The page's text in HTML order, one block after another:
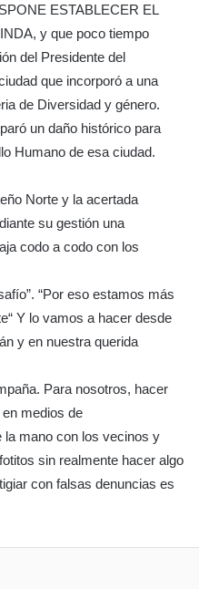
ESTABLECER EL
y que poco tiempo
del Presidente del
que incorporó a una
de Diversidad y género.
un daño histórico para
Humano de esa ciudad.
Norte y la acertada
su gestión una
codo a codo con los
“Por eso estamos más
Y lo vamos a hacer desde
y en nuestra querida
Para nosotros, hacer
medios de
la mano con los vecinos y
sin realmente hacer algo
con falsas denuncias es